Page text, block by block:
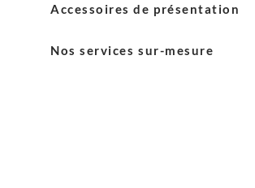
Accessoires de présentation
Nos services sur-mesure